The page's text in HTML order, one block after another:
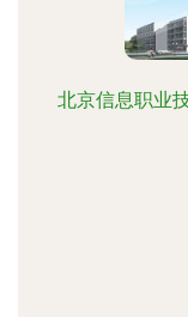
北京信息职业